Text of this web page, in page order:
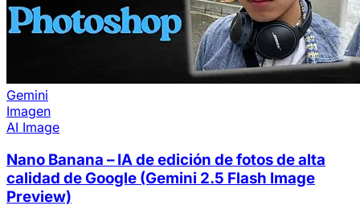
Gemini
Imagen
AI Image
Nano Banana – IA de edición de fotos de alta
calidad de Google (Gemini 2.5 Flash Image
Preview)